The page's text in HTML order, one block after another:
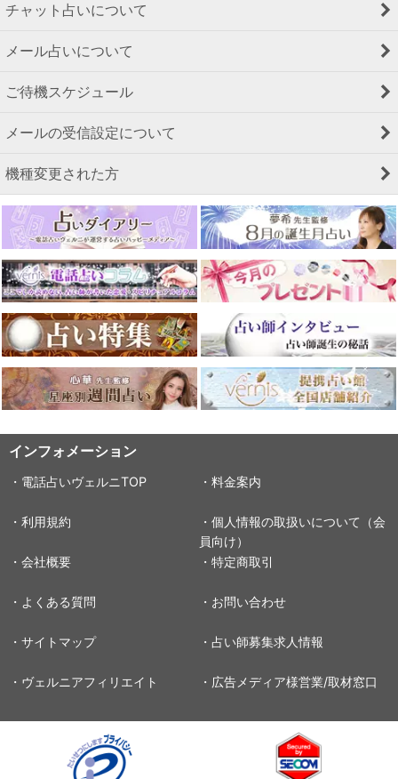
チャット占いについて
メール占いについて
ご待機スケジュール
メールの受信設定について
機種変更された方
インフォメーション
・電話占いヴェルニTOP ・料金案内
・利用規約
・個人情報の取扱いについて（会
員向け）
・会社概要
・特定商取引
・よくある質問 ・お問い合わせ
・サイトマップ ・占い師募集求人情報
・ヴェルニアフィリエイト ・広告メディア様営業/取材窓口